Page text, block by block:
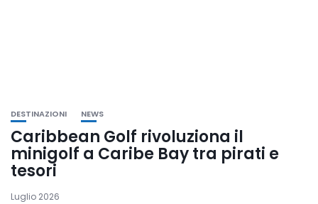
DESTINAZIONI NEWS
Caribbean Golf rivoluziona il
minigolf a Caribe Bay tra pirati e
tesori
Luglio 2026